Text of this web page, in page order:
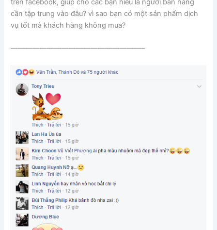
trên facebook, giúp cho các bạn hiểu là người bán hàng
cần tập trung vào đâu? vì sao bạn có một sản phẩm dịch
vụ tốt mà khách hàng không mua?
——————————————————–